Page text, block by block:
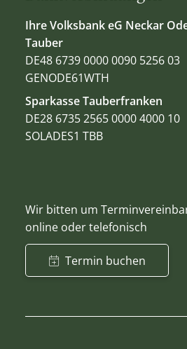
Ihre Volksbank eG Neckar
Tauber
DE48 6739 0000 0090 5256 03
GENODE61WTH
Sparkasse Tauberfranken
DE28 6735 2565 0000 4000 10
SOLADES1 TBB
Wir bitten um
online oder telefonisch
Termin buchen